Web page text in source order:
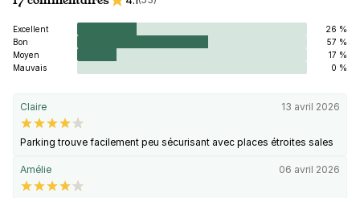
Excellent
26 %
Bon
57 %
Moyen
17 %
Mauvais
0 %
Claire 13 avril 2026
Parking trouve facilement peu sécurisant avec places étroites sales
Amélie 06 avril 2026